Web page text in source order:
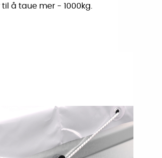
å taue mer - 1000kg.